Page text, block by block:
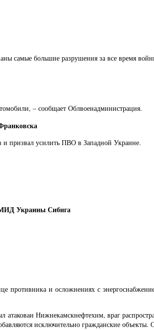
самые большие разрушения за все время
– сообщает Облвоенадминистрация.
и призвал усилить ПВО в Западной Украине.
МИД Украины Сибига
и осложнениях с
Нижнекамскнефтехим, враг
исключительно гражданские